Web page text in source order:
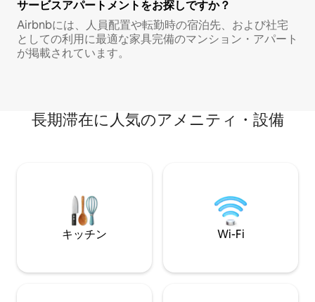
サービスアパートメントをお探しですか？
Airbnbには、人員配置や転勤時の宿泊先、および社宅
としての利用に最適な家具完備のマンション・アパート
が掲載されています。
長期滞在に人気のアメニティ・設備
キッチン Wi-Fi